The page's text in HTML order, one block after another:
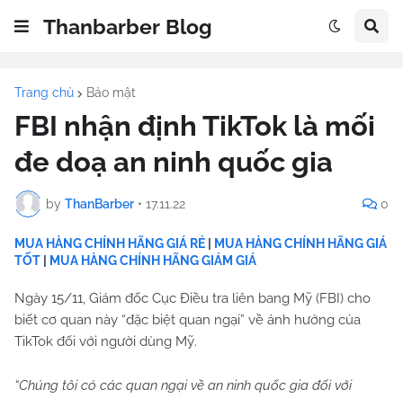
Thanbarber Blog
Trang chủ Bảo mật
FBI nhận định TikTok là mối
đe doạ an ninh quốc gia
by ThanBarber • 17.11.22 0
MUA HÀNG CHÍNH HÃNG GIÁ RẺ
MUA HÀNG CHÍNH HÃNG GIÁ
TỐT
MUA HÀNG CHÍNH HÃNG GIẢM GIÁ
Ngày 15/11, Giám đốc Cục Điều tra liên bang Mỹ (FBI) cho
biết cơ quan này “đặc biệt quan ngại” về ảnh hưởng của
TikTok đối với người dùng Mỹ.
“Chúng tôi có các quan ngại về an ninh quốc gia đối với